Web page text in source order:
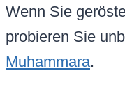
Wenn Sie
probieren Sie
Muhammara.